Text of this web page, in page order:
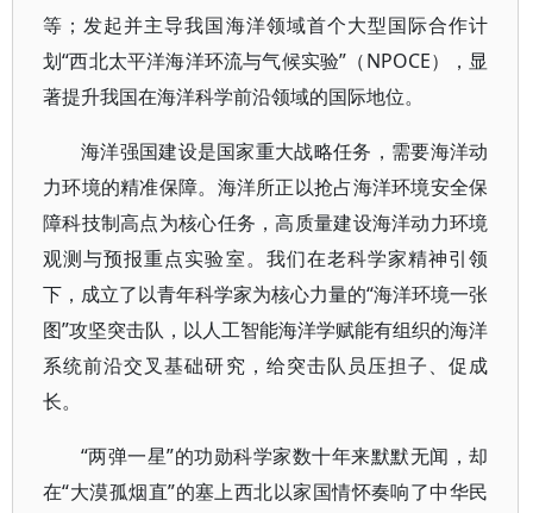
等；发起并主导我国海洋领域首个大型国际合作计
划“西北太平洋海洋环流与气候实验”（NPOCE），显
著提升我国在海洋科学前沿领域的国际地位。
海洋强国建设是国家重大战略任务，需要海洋动
力环境的精准保障。海洋所正以抢占海洋环境安全保
障科技制高点为核心任务，高质量建设海洋动力环境
观测与预报重点实验室。我们在老科学家精神引领
下，成立了以青年科学家为核心力量的“海洋环境一张
图”攻坚突击队，以人工智能海洋学赋能有组织的海洋
系统前沿交叉基础研究，给突击队员压担子、促成
长。
“两弹一星”的功勋科学家数十年来默默无闻，却
在“大漠孤烟直”的塞上西北以家国情怀奏响了中华民